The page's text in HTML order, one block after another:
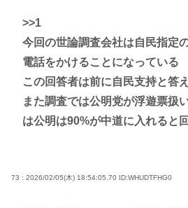
>>1
今回の世論調査会社は自民指定
電話をかけることになっている
この回答者は前に自民支持と答
また調査では公明党が浮遊票扱
は公明は90%が中道に入れると
73 : 2026/02/05(木) 18:54:05.70 ID:WHUDTFHG0